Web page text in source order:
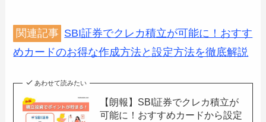
関連記事 SBI証券でクレカ積立が可能に！おすす
めカードのお得な作成方法と設定方法を徹底解説
あわせて読みたい
【朗報】SBI証券でクレカ積立が
可能に！おすすめカードから設定